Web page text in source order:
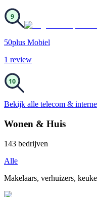
9
50plus Mobiel
1 review
10
Bekijk alle telecom &
Wonen & Huis
143 bedrijven
Alle
Makelaars, verhuizers,